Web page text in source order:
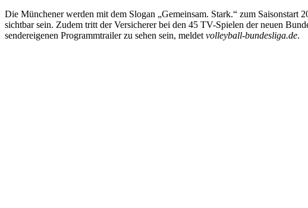
Die Münchener werden mit dem Slogan „Gemeinsam. Stark.“ zum
sichtbar sein. Zudem tritt der Versicherer bei den 45 TV-Spielen der neuen
sendereigenen Programmtrailer zu sehen sein, meldetvolleyball-bundesliga.de.